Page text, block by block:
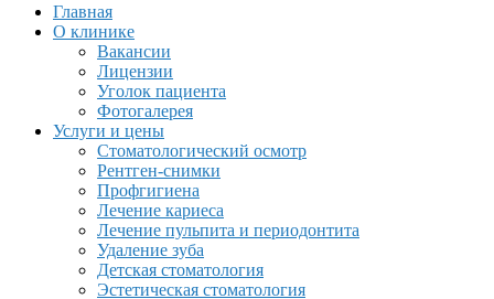
Главная
О клинике
Вакансии
Лицензии
Уголок пациента
Фотогалерея
Услуги и цены
Стоматологический осмотр
Рентген-снимки
Профгигиена
Лечение кариеса
Лечение пульпита и периодонтита
Удаление зуба
Детская стоматология
Эстетическая стоматология